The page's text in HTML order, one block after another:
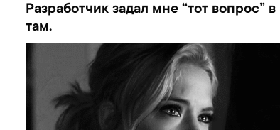
Разработчик задал мне “тот
там.